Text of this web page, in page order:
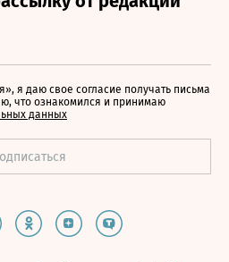
я даю свое согласие получать письма
что ознакомился и принимаю
данных